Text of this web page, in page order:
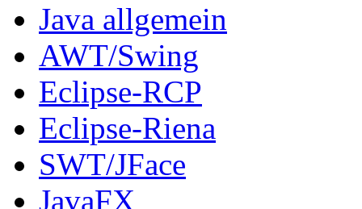
Java allgemein
AWT/Swing
Eclipse-RCP
Eclipse-Riena
SWT/JFace
JavaFX